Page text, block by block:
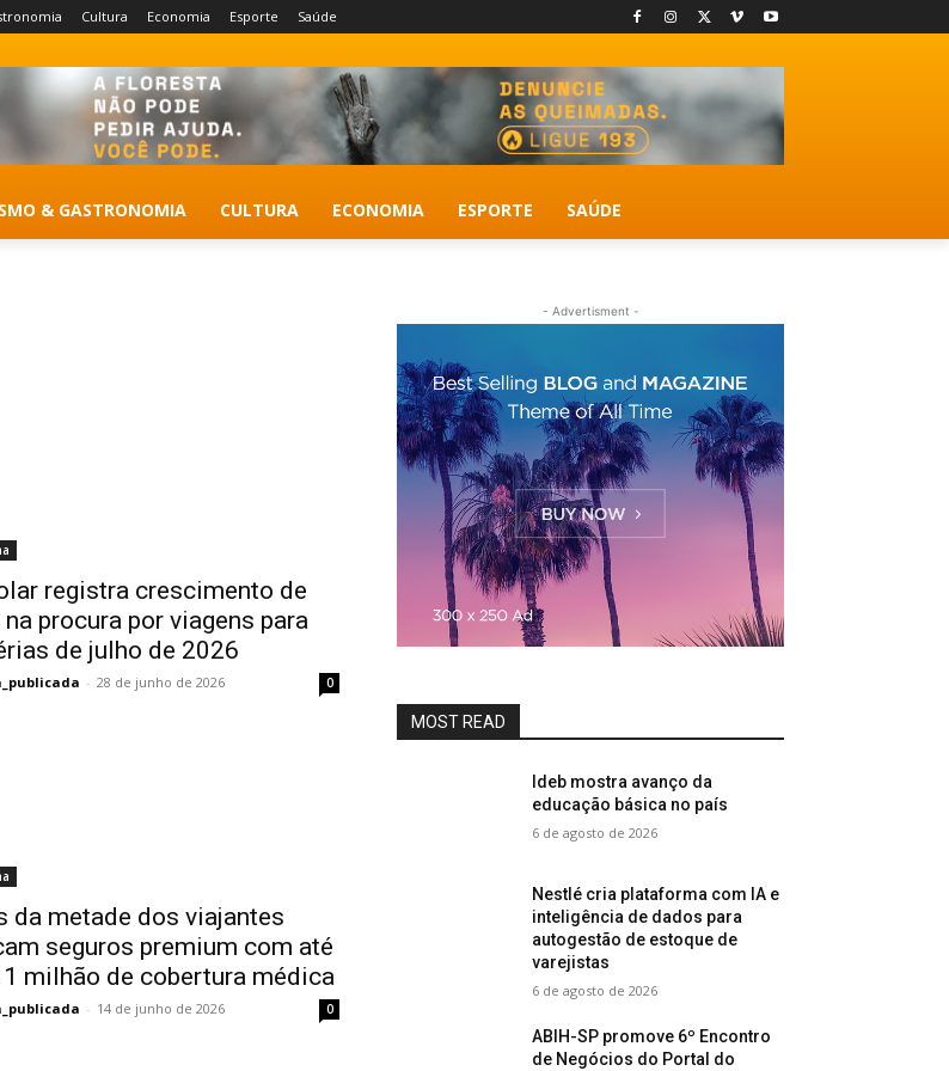
Cultura Economia Esporte Saúde
& GASTRONOMIA CULTURA ECONOMIA ESPORTE SAÚDE
registra crescimento de
na procura por viagens para
de julho de 2026
- 28 de junho de 2026 0
da metade dos viajantes
seguros premium com até
1 milhão de cobertura médica
- 14 de junho de 2026 0
- Advertisment -
MOST READ
Ideb mostra avanço da
educação básica no país
6 de agosto de 2026
Nestlé cria plataforma com IA e
inteligência de dados para
autogestão de estoque de
varejistas
6 de agosto de 2026
ABIH-SP promove 6º Encontro
de Negócios do Portal do